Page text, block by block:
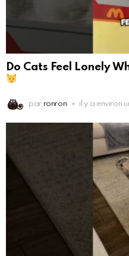
Do Cats Feel Lonely
par ronron il y a environ